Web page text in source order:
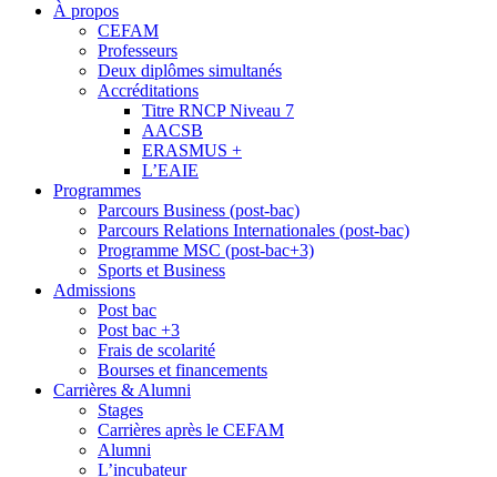
À propos
CEFAM
Professeurs
Deux diplômes simultanés
Accréditations
Titre RNCP Niveau 7
AACSB
ERASMUS +
L’EAIE
Programmes
Parcours Business (post-bac)
Parcours Relations Internationales (post-bac)
Programme MSC (post-bac+3)
Sports et Business
Admissions
Post bac
Post bac +3
Frais de scolarité
Bourses et financements
Carrières & Alumni
Stages
Carrières après le CEFAM
Alumni
L’incubateur